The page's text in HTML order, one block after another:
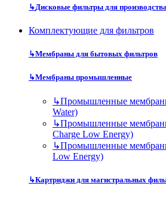
↳Дисковые фильтры для
Комплектующие для фильтров
↳Мембраны для бытовых фильтров
↳Мембраны промышленные
↳Промышленные
Water)
↳Промышленные
Charge Low Energy)
↳Промышленные
Low Energy)
↳Картриджи для магистральных